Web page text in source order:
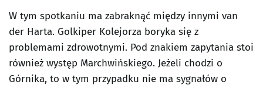
W tym spotkaniu ma zabraknąć między innymi van
der Harta. Golkiper Kolejorza boryka się z
problemami zdrowotnymi. Pod znakiem zapytania stoi
również występ Marchwińskiego. Jeżeli chodzi o
Górnika, to w tym przypadku nie ma sygnałów o